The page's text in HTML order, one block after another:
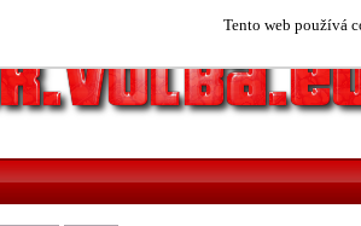
Tento web používá